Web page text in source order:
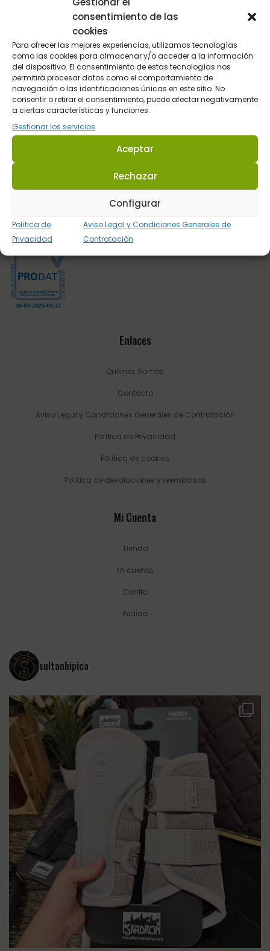
consentimiento de las
cookies
Para ofrecer las mejores experiencias, utilizamos tecnologías
como las cookies para almacenar y/o acceder a la información
del dispositivo. El consentimiento de estas tecnologías nos
permitirá procesar datos como el comportamiento de
navegación o las identificaciones únicas en este sitio. No
consentir o retirar el consentimiento, puede afectar negativamente
a ciertas características y funciones.
Gestionar los servicios
Aceptar
Rechazar
Configurar
Política de
Privacidad
Aviso Legal y Condiciones Generales de
Contratación
Sultán Hípica proporciona la información y los productos
específicos para que cada caballo tenga lo que realmente
necesita en cada circunstancia.
Dirección: C/ Guadalhorce 3 - Pol. Ind. La Trocha 29100 Coín -
Tel.:623 22 77 86
info@sultanhipica.com
Enlaces
Quienes Somos
Contacto
Aviso Legal y Condiciones Generales de Contratación
Política de Privacidad
Política de cookies
Política de devoluciones y reembolsos
Mi Cuenta
Tienda
Mi cuenta
Carrito
Pedido
sultanhipica